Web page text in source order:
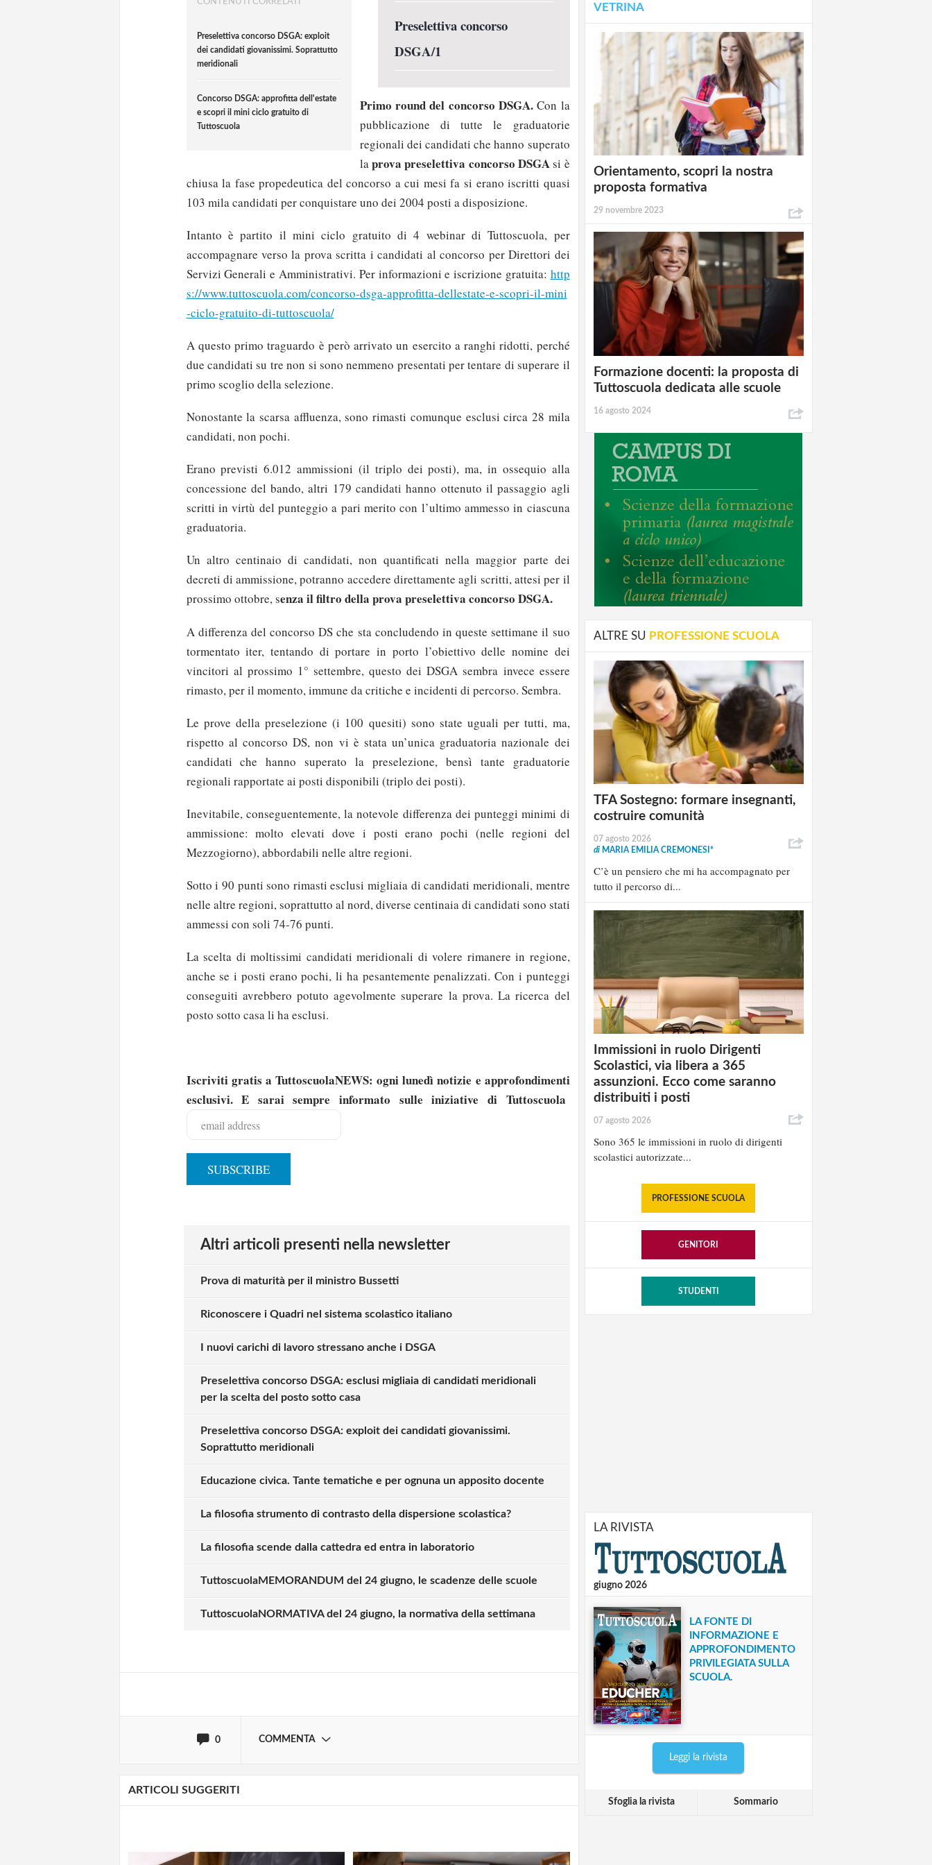
Preselettiva concorso DSGA: exploit
dei candidati giovanissimi. Soprattutto
meridionali
Concorso DSGA: approfitta dell'estate
e scopri il mini ciclo gratuito di
Tuttoscuola
Preselettiva concorso
DSGA/1
Primo round del concorso DSGA. Con la
pubblicazione di tutte le graduatorie
regionali dei candidati che hanno superato
laprova preselettiva concorso DSGAsi è
chiusa la fase propedeutica del concorso a cui mesi fa si erano iscritti quasi
103 mila candidati per conquistare uno dei 2004 posti a disposizione.
Intanto è partito il mini ciclo gratuito di 4 webinar di Tuttoscuola, per
accompagnare verso la prova scritta i candidati al concorso per Direttori dei
Servizi Generali e Amministrativi. Per informazioni e iscrizione gratuita: http
s://www.tuttoscuola.com/concorso-dsga-approfitta-dellestate-e-scopri-il-mini
-ciclo-gratuito-di-tuttoscuola/
A questo primo traguardo è però arrivato un esercito a ranghi ridotti, perché
due candidati su tre non si sono nemmeno presentati per tentare di superare il
primo scoglio della selezione.
Nonostante la scarsa affluenza, sono rimasti comunque esclusi circa 28 mila
candidati, non pochi.
Erano previsti 6.012 ammissioni (il triplo dei posti), ma, in ossequio alla
concessione del bando, altri 179 candidati hanno ottenuto il passaggio agli
scritti in virtù del punteggio a pari merito con l’ultimo ammesso in ciascuna
graduatoria.
Un altro centinaio di candidati, non quantificati nella maggior parte dei
decreti di ammissione, potranno accedere direttamente agli scritti, attesi per il
prossimo ottobre, senza il filtro della prova preselettiva concorso DSGA.
A differenza del concorso DS che sta concludendo in queste settimane il suo
tormentato iter, tentando di portare in porto l’obiettivo delle nomine dei
vincitori al prossimo 1° settembre, questo dei DSGA sembra invece essere
rimasto, per il momento, immune da critiche e incidenti di percorso. Sembra.
Le prove della preselezione (i 100 quesiti) sono state uguali per tutti, ma,
rispetto al concorso DS, non vi è stata un’unica graduatoria nazionale dei
candidati che hanno superato la preselezione, bensì tante graduatorie
regionali rapportate ai posti disponibili (triplo dei posti).
Inevitabile, conseguentemente, la notevole differenza dei punteggi minimi di
ammissione: molto elevati dove i posti erano pochi (nelle regioni del
Mezzogiorno), abbordabili nelle altre regioni.
Sotto i 90 punti sono rimasti esclusi migliaia di candidati meridionali, mentre
nelle altre regioni, soprattutto al nord, diverse centinaia di candidati sono stati
ammessi con soli 74-76 punti.
La scelta di moltissimi candidati meridionali di volere rimanere in regione,
anche se i posti erano pochi, li ha pesantemente penalizzati. Con i punteggi
conseguiti avrebbero potuto agevolmente superare la prova. La ricerca del
posto sotto casa li ha esclusi.
Iscriviti gratis a TuttoscuolaNEWS: ogni lunedì notizie e approfondimenti
esclusivi. E sarai sempre informato sulle iniziative di Tuttoscuola
Altri articoli presenti nella newsletter
Prova di maturità per il ministro Bussetti
Riconoscere i Quadri nel sistema scolastico italiano
I nuovi carichi di lavoro stressano anche i DSGA
Preselettiva concorso DSGA: esclusi migliaia di candidati meridionali
per la scelta del posto sotto casa
Preselettiva concorso DSGA: exploit dei candidati giovanissimi.
Soprattutto meridionali
Educazione civica. Tante tematiche e per ognuna un apposito docente
La filosofia strumento di contrasto della dispersione scolastica?
La filosofia scende dalla cattedra ed entra in laboratorio
TuttoscuolaMEMORANDUM del 24 giugno, le scadenze delle scuole
TuttoscuolaNORMATIVA del 24 giugno, la normativa della settimana
0 COMMENTA
Solo gli utenti registrati possono commentare!
ARTICOLI SUGGERITI
VETRINA
Orientamento, scopri la nostra
proposta formativa
29 novembre 2023
Formazione docenti: la proposta di
Tuttoscuola dedicata alle scuole
16 agosto 2024
ALTRE SU PROFESSIONE SCUOLA
TFA Sostegno: formare insegnanti,
costruire comunità
07 agosto 2026
di MARIA EMILIA CREMONESI*
C’è un pensiero che mi ha accompagnato per
tutto il percorso di...
Immissioni in ruolo Dirigenti
Scolastici, via libera a 365
assunzioni. Ecco come saranno
distribuiti i posti
07 agosto 2026
Sono 365 le immissioni in ruolo di dirigenti
scolastici autorizzate...
PROFESSIONE SCUOLA
GENITORI
STUDENTI
LA RIVISTA
giugno 2026
LA FONTE DI
INFORMAZIONE E
APPROFONDIMENTO
PRIVILEGIATA SULLA
SCUOLA.
Leggi la rivista
Sfoglia la rivista Sommario